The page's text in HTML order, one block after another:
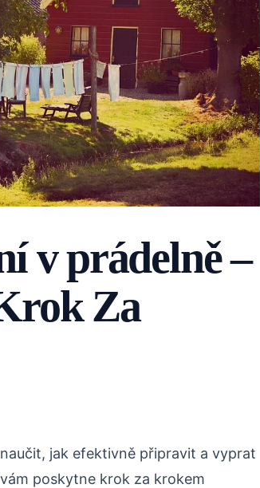
v prádelně –
Za
jak efektivně připravit a vyprat
poskytne krok za krokem